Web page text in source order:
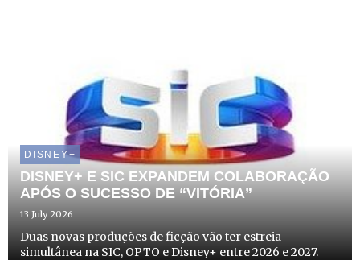
DISNEY+
DISNEY+ E SIC EXPANDEM COLABORAÇÃO
APÓS O SUCESSO DE “VITÓRIA”
13 July 2026
Duas novas produções de ficção vão ter estreia
simultânea na SIC, OPTO e Disney+ entre 2026 e 2027.